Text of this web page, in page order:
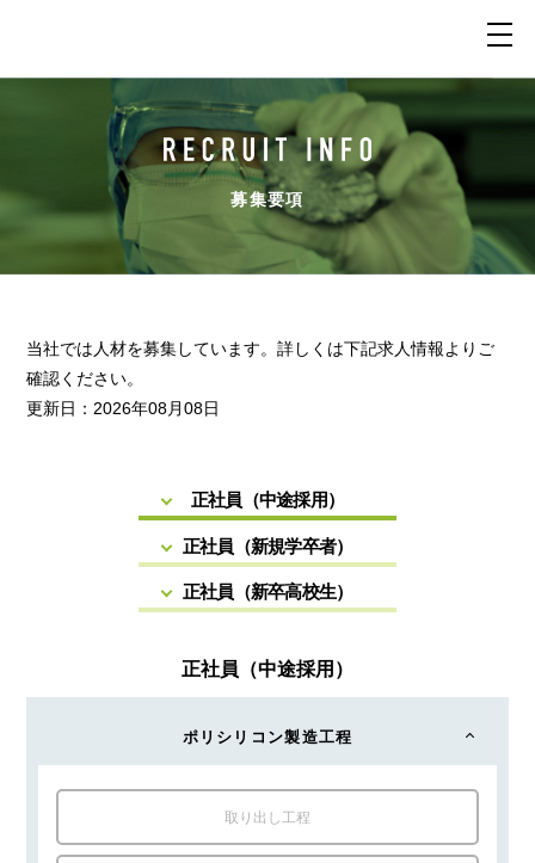
募集要項
当社では人材を募集しています。詳しくは下記求人情報よりご
確認ください。
更新日：2026年08月08日
正社員（中途採用）
正社員（新規学卒者）
正社員（新卒高校生）
正社員（中途採用）
ポリシリコン製造工程
取り出し工程